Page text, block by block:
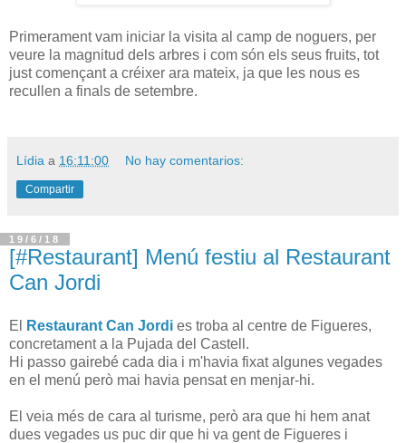
Primerament vam iniciar la visita al camp de noguers, per
veure la magnitud dels arbres i com són els seus fruits, tot
just començant a créixer ara mateix, ja que les nous es
recullen a finals de setembre.
Lídia a 16:11:00 No hay comentarios:
Compartir
19/6/18
[#Restaurant] Menú festiu al Restaurant
Can Jordi
El Restaurant Can Jordi es troba al centre de Figueres,
concretament a la Pujada del Castell.
Hi passo gairebé cada dia i m'havia fixat algunes vegades
en el menú però mai havia pensat en menjar-hi.
El veia més de cara al turisme, però ara que hi hem anat
dues vegades us puc dir que hi va gent de Figueres i